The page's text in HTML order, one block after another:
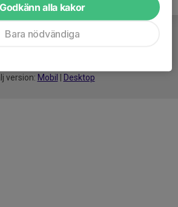
version: Mobil Desktop
Godkänn alla kakor
Bara nödvändiga